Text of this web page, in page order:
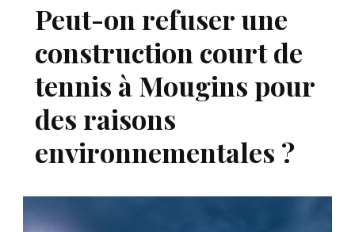
Peut-on refuser une
construction court de
tennis à Mougins pour
des raisons
environnementales ?